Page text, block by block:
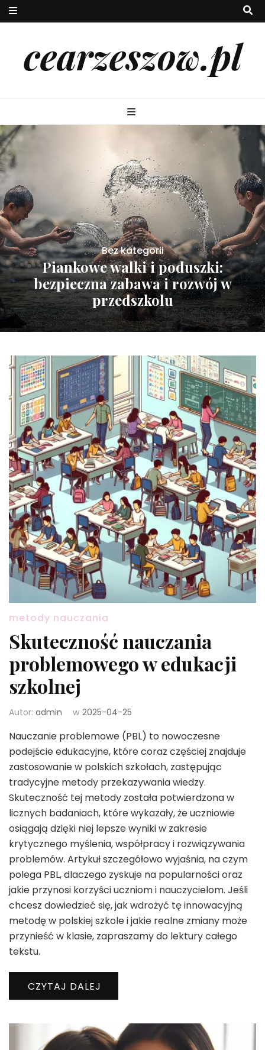
cearzeszow.pl
Bez kategorii
Piankowe walki i poduszki:
bezpieczna zabawa i rozwój w
przedszkolu
metody nauczania
Skuteczność nauczania
problemowego w edukacji
szkolnej
Autor: admin w 2025-04-25
Nauczanie problemowe (PBL) to nowoczesne
podejście edukacyjne, które coraz częściej znajduje
zastosowanie w polskich szkołach, zastępując
tradycyjne metody przekazywania wiedzy.
Skuteczność tej metody została potwierdzona w
licznych badaniach, które wykazały, że uczniowie
osiągają dzięki niej lepsze wyniki w zakresie
krytycznego myślenia, współpracy i rozwiązywania
problemów. Artykuł szczegółowo wyjaśnia, na czym
polega PBL, dlaczego zyskuje na popularności oraz
jakie przynosi korzyści uczniom i nauczycielom. Jeśli
chcesz dowiedzieć się, jak wdrożyć tę innowacyjną
metodę w polskiej szkole i jakie realne zmiany może
przynieść w klasie, zapraszamy do lektury całego
tekstu.
CZYTAJ DALEJ